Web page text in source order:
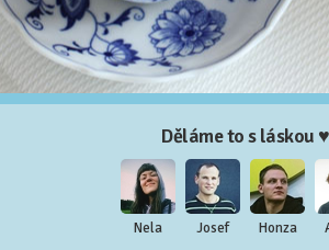
Děláme to s láskou ♥
Nela Josef Honza